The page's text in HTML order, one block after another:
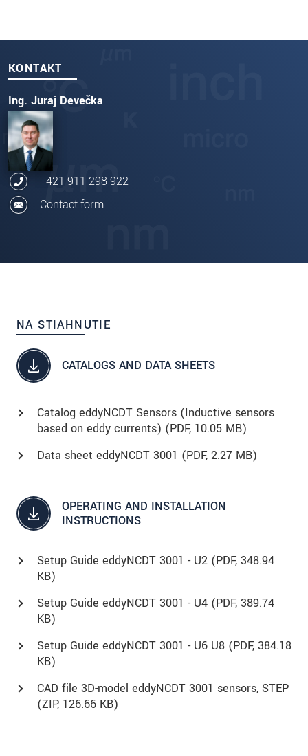
KONTAKT
Ing. Juraj Devečka
+421 911 298 922
Contact form
NA STIAHNUTIE
CATALOGS AND DATA SHEETS
Catalog eddyNCDT Sensors (Inductive sensors
based on eddy currents) (PDF, 10.05 MB)
Data sheet eddyNCDT 3001 (PDF, 2.27 MB)
OPERATING AND INSTALLATION
INSTRUCTIONS
Setup Guide eddyNCDT 3001 - U2 (PDF, 348.94
KB)
Setup Guide eddyNCDT 3001 - U4 (PDF, 389.74
KB)
Setup Guide eddyNCDT 3001 - U6 U8 (PDF, 384.18
KB)
CAD file 3D-model eddyNCDT 3001 sensors, STEP
(ZIP, 126.66 KB)